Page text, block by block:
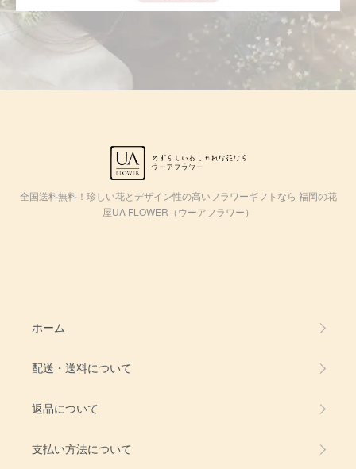
全国送料無料！珍しい花とデザイン性の高いフラワーギフトなら 福岡の花
屋UA FLOWER（ウーアフラワー）
ホーム
配送・送料について
返品について
支払い方法について